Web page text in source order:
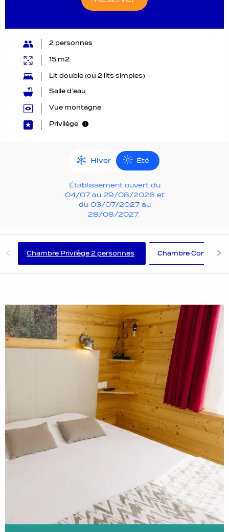
2 personnes
15 m2
Lit double (ou 2 lits simples)
Salle d’eau
Vue montagne
Privilège
Hiver Été
Établissement ouvert du
04/07 au 29/08/2026 et
du 03/07/2027 au
28/08/2027.
Chambre Privilège 2 personnes Chambre Confort 2